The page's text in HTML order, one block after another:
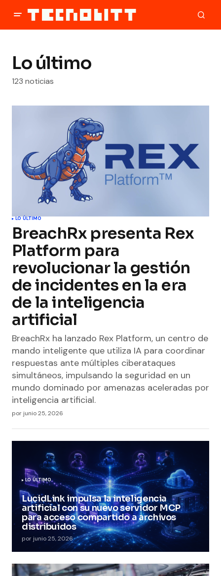
Lo último
123 noticias
LO ÚLTIMO
BreachRx presenta Rex
Platform para
revolucionar la gestión
de incidentes en la era
de la inteligencia
artificial
BreachRx ha lanzado Rex Platform, un centro de
mando inteligente que utiliza IA para coordinar
respuestas ante múltiples ciberataques
simultáneos, impulsando la seguridad en un
mundo dominado por amenazas aceleradas por
inteligencia artificial.
por junio 25, 2026
LO ÚLTIMO
LucidLink impulsa la inteligencia
artificial con su nuevo servidor MCP
para acceso compartido a archivos
distribuidos
por junio 25, 2026